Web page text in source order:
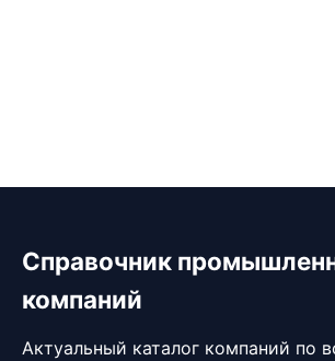
Справочник
компаний
Актуальный каталог компаний по